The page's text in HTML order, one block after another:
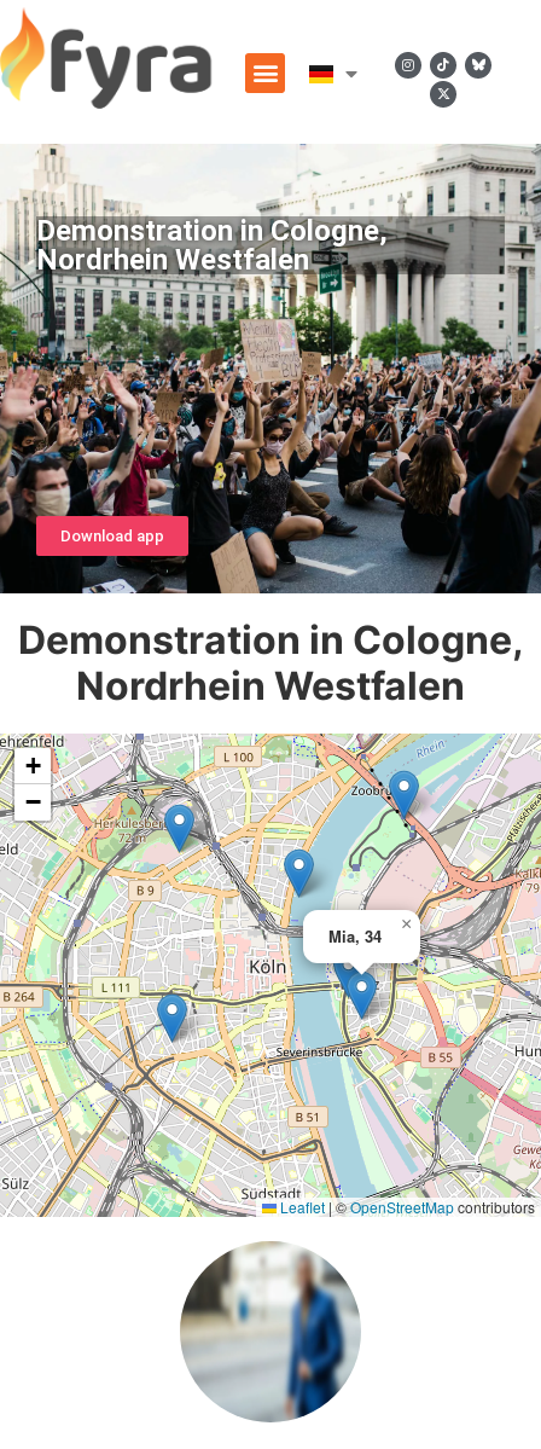
Demonstration in Cologne,
Nordrhein Westfalen
Download app
Demonstration in Cologne,
Nordrhein Westfalen
Mia, 34
×
+
−
Leaflet |©OpenStreetMapcontributors